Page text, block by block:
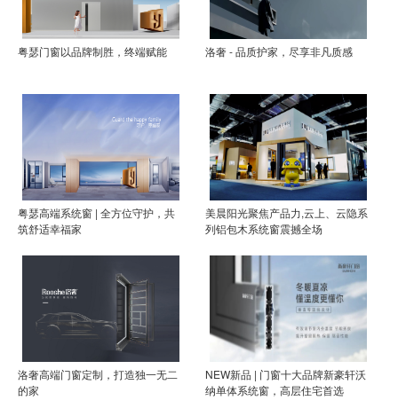
粤瑟门窗以品牌制胜，终端赋能 洛奢 - 品质护家，尽享非凡质感
粤瑟高端系统窗 | 全方位守护，共
筑舒适幸福家
美晨阳光聚焦产品力,云上、云隐系
列铝包木系统窗震撼全场
洛奢高端门窗定制，打造独一无二
的家
NEW新品 | 门窗十大品牌新豪轩沃
纳单体系统窗，高层住宅首选